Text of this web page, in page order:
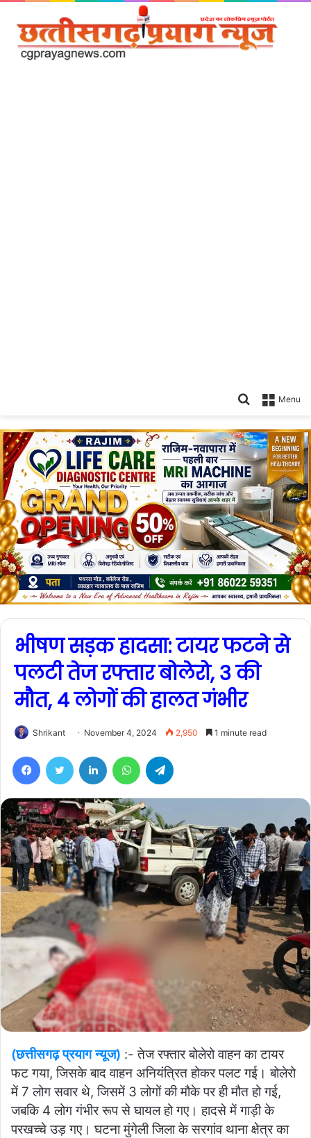
Menu
Search
भीषण सड़क हादसा: टायर फटने से
पलटी तेज रफ्तार बोलेरो, 3 की
मौत, 4 लोगों की हालत गंभीर
Shrikant November 4, 2024 2,950 1 minute read
(छत्तीसगढ़ प्रयाग न्यूज) :- तेज रफ्तार बोलेरो वाहन का टायर
फट गया, जिसके बाद वाहन अनियंत्रित होकर पलट गई। बोलेरो
में 7 लोग सवार थे, जिसमें 3 लोगों की मौके पर ही मौत हो गई,
जबकि 4 लोग गंभीर रूप से घायल हो गए। हादसे में गाड़ी के
परखच्चे उड़ गए। घटना मुंगेली जिला के सरगांव थाना क्षेत्र का